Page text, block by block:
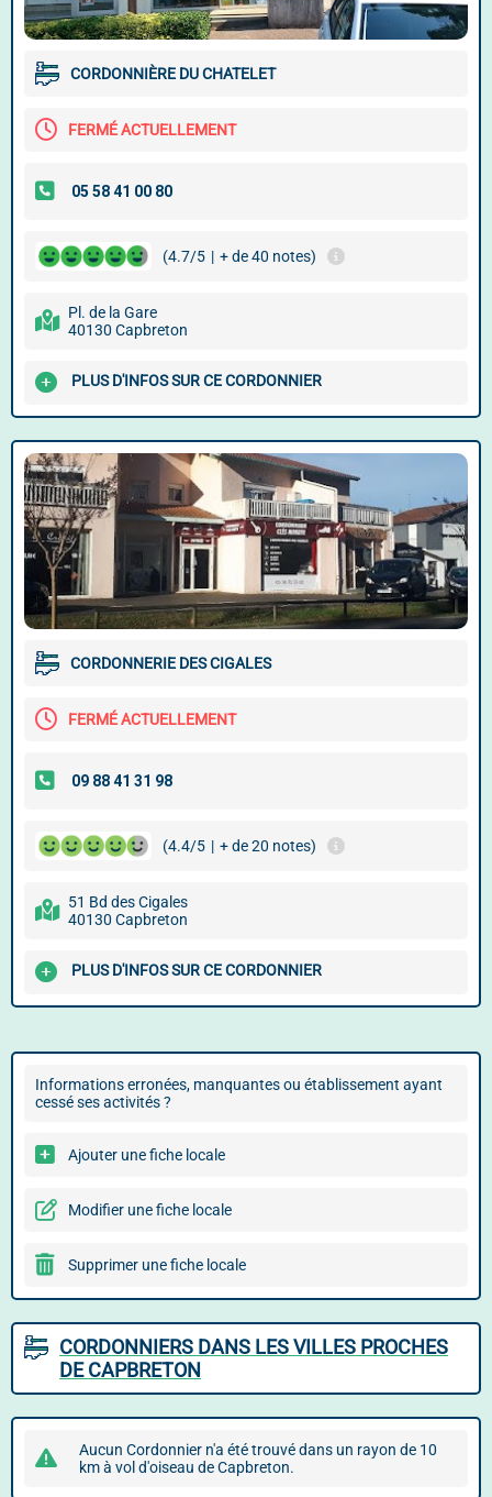
CORDONNIÈRE DU CHATELET
FERMÉ ACTUELLEMENT
(4.7/5 | + de 40 notes)
Pl. de la Gare
40130 Capbreton
PLUS D'INFOS SUR CE CORDONNIER
CORDONNERIE DES CIGALES
FERMÉ ACTUELLEMENT
(4.4/5 | + de 20 notes)
51 Bd des Cigales
40130 Capbreton
PLUS D'INFOS SUR CE CORDONNIER
Informations erronées, manquantes ou établissement ayant
cessé ses activités ?
Ajouter une fiche locale
Modifier une fiche locale
Supprimer une fiche locale
CORDONNIERS DANS LES VILLES PROCHES
DE CAPBRETON
Aucun Cordonnier n'a été trouvé dans un rayon de 10
km à vol d'oiseau de Capbreton.